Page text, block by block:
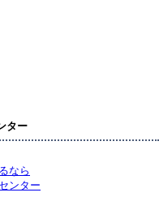
ター
なら
ンター